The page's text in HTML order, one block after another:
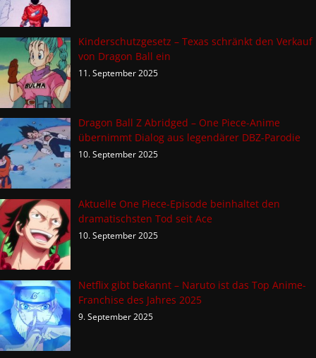
Kinderschutzgesetz – Texas schränkt den Verkauf
von Dragon Ball ein
11. September 2025
Dragon Ball Z Abridged – One Piece-Anime
übernimmt Dialog aus legendärer DBZ-Parodie
10. September 2025
Aktuelle One Piece-Episode beinhaltet den
dramatischsten Tod seit Ace
10. September 2025
Netflix gibt bekannt – Naruto ist das Top Anime-
Franchise des Jahres 2025
9. September 2025